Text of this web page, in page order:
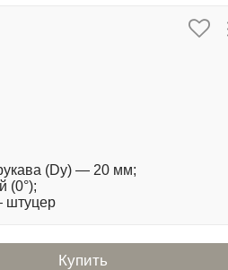
(Dy) — 20 мм;
(0°);
штуцер
Купить